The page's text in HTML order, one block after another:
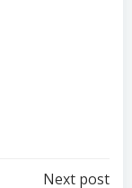
Next post